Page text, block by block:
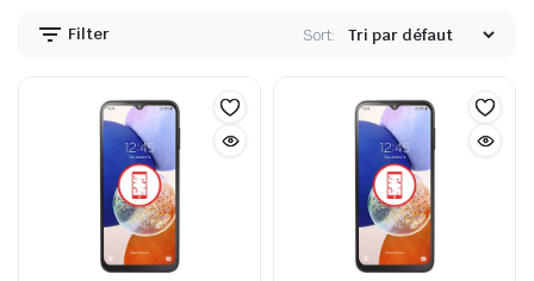
Filter Sort: